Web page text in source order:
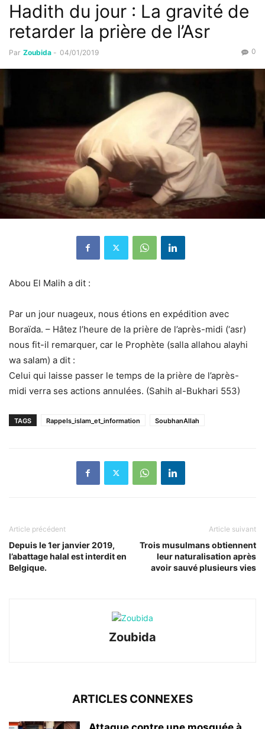
Hadith du jour : La gravité de
retarder la prière de l’Asr
Par Zoubida - 04/01/2019 0
Abou El Malih a dit :
Par un jour nuageux, nous étions en expédition avec
Boraïda. – Hâtez l’heure de la prière de l’après-midi (‘asr)
nous fit-il remarquer, car le Prophète (salla allahou alayhi
wa salam) a dit :
Celui qui laisse passer le temps de la prière de l’après-
midi verra ses actions annulées. (Sahih al-Bukhari 553)
TAGS Rappels_islam_et_information SoubhanAllah
Article précédent
Depuis le 1er janvier 2019,
l’abattage halal est interdit en
Belgique.
Article suivant
Trois musulmans obtiennent
leur naturalisation après
avoir sauvé plusieurs vies
Zoubida
ARTICLES CONNEXES